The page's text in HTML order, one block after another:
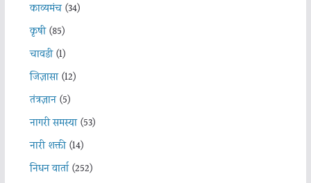
काव्यमंच(34)
कृषी(85)
चावडी(1)
जिज्ञासा(12)
तंत्रज्ञान(5)
नागरी समस्या(53)
नारी शक्ती(14)
निधन वार्ता(252)